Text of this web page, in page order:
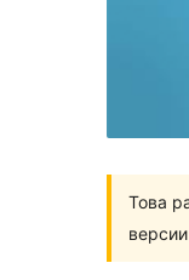
Това